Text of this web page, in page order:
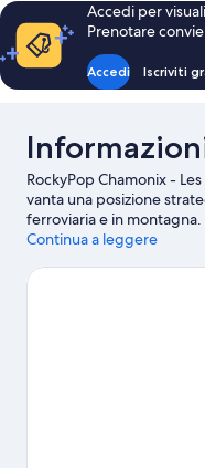
Accedi per
Prenotare
Accedi Iscriviti
RockyPop Chamonix -
vanta una posizione
ferroviaria e in
Mer de Glace sono due
della zona ci sono Lago
Continua a leggere